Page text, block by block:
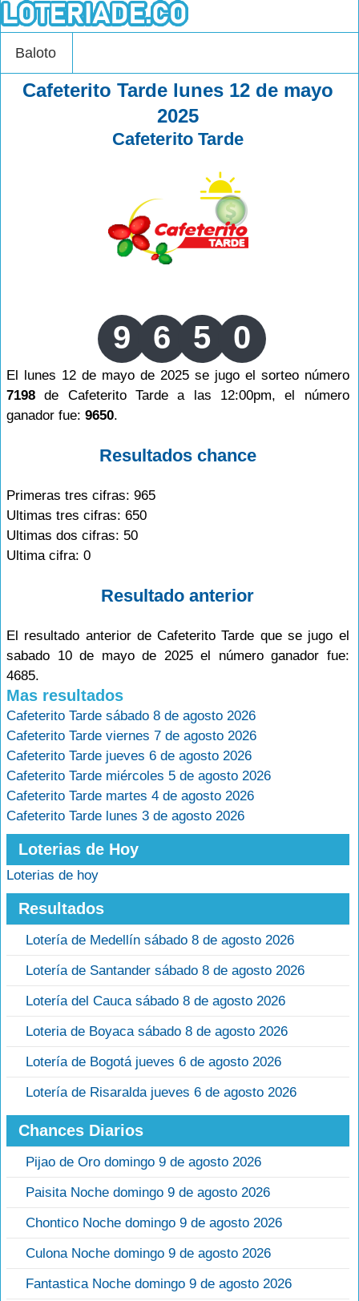
Baloto
Cafeterito Tarde lunes 12 de mayo
2025
Cafeterito Tarde
9 6 5 0
El lunes 12 de mayo de 2025 se jugo el sorteo número
7198 de Cafeterito Tarde a las 12:00pm, el número
ganador fue: 9650.
Resultados chance
Primeras tres cifras: 965
Ultimas tres cifras: 650
Ultimas dos cifras: 50
Ultima cifra: 0
Resultado anterior
El resultado anterior de Cafeterito Tarde que se jugo el
sabado 10 de mayo de 2025 el número ganador fue:
4685.
Mas resultados
Cafeterito Tarde sábado 8 de agosto 2026
Cafeterito Tarde viernes 7 de agosto 2026
Cafeterito Tarde jueves 6 de agosto 2026
Cafeterito Tarde miércoles 5 de agosto 2026
Cafeterito Tarde martes 4 de agosto 2026
Cafeterito Tarde lunes 3 de agosto 2026
Loterias de Hoy
Loterias de hoy
Resultados
Lotería de Medellín sábado 8 de agosto 2026
Lotería de Santander sábado 8 de agosto 2026
Lotería del Cauca sábado 8 de agosto 2026
Loteria de Boyaca sábado 8 de agosto 2026
Lotería de Bogotá jueves 6 de agosto 2026
Lotería de Risaralda jueves 6 de agosto 2026
Chances Diarios
Pijao de Oro domingo 9 de agosto 2026
Paisita Noche domingo 9 de agosto 2026
Chontico Noche domingo 9 de agosto 2026
Culona Noche domingo 9 de agosto 2026
Fantastica Noche domingo 9 de agosto 2026